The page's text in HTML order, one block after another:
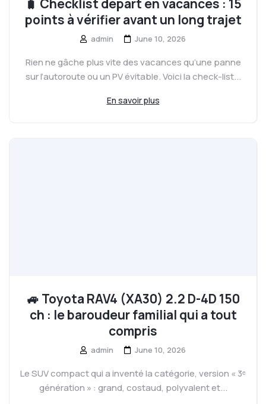
points à vérifier avant un long trajet
admin June 10, 2026
Rien ne gâche plus vite des vacances qu’une panne
sur l’autoroute ou un PV évitable. Voici la check-list...
En savoir plus
🚙 Toyota RAV4 (XA30) 2.2 D-4D 150
ch : le baroudeur familial qui a tout
compris
admin June 10, 2026
Le SUV compact qui a inventé la catégorie, version « 3ᵉ
génération » : grand, costaud, polyvalent et...